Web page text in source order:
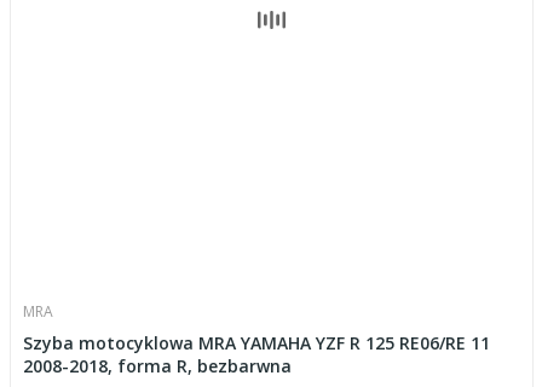
MRA
Szyba motocyklowa MRA YAMAHA YZF R 125 RE06/RE 11
2008-2018, forma R, bezbarwna